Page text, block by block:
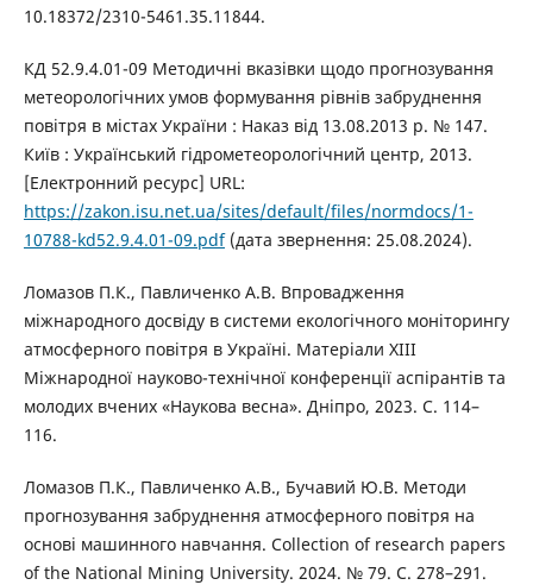
10.18372/2310-5461.35.11844.
КД 52.9.4.01-09 Методичні вказівки щодо прогнозування
метеорологічних умов формування рівнів забруднення
повітря в містах України : Наказ від 13.08.2013 р. № 147.
Київ : Український гідрометеорологічний центр, 2013.
[Електронний ресурс] URL:
https://zakon.isu.net.ua/sites/default/files/normdocs/1-
10788-kd52.9.4.01-09.pdf(дата звернення: 25.08.2024).
Ломазов П.К., Павличенко А.В. Впровадження
міжнародного досвіду в системи екологічного моніторингу
атмосферного повітря в Україні. Матеріали XІII
Міжнародної науково-технічної конференції аспірантів та
молодих вчених «Наукова весна». Дніпро, 2023. С. 114–
116.
Ломазов П.К., Павличенко А.В., Бучавий Ю.В. Методи
прогнозування забруднення атмосферного повітря на
основі машинного навчання. Collection of research papers
of the National Mining University. 2024. № 79. С. 278–291.